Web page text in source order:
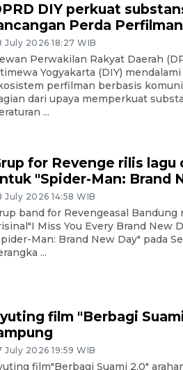
DIY perkuat
Perda Perfilman
July 2026 18:27 WIB
Perwakilan Rakyat Daerah
Yogyakarta (DIY)
perfilman berbasis
dari upaya memperkuat
...
for Revenge rilis lagu
"Spider-Man: Brand
July 2026 14:58 WIB
band for Revengeasal Bandung
Miss You Every Brand New
Man: Brand New Day" pada
...
film "Berbagi
July 2026 19:59 WIB
film"Berbagi Suami 2.0"